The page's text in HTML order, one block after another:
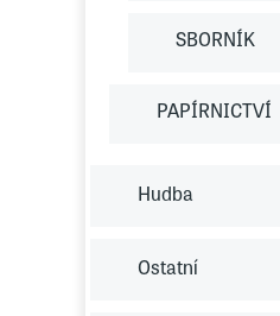
SBORNÍK
PAPÍRNICTVÍ
Hudba
Ostatní